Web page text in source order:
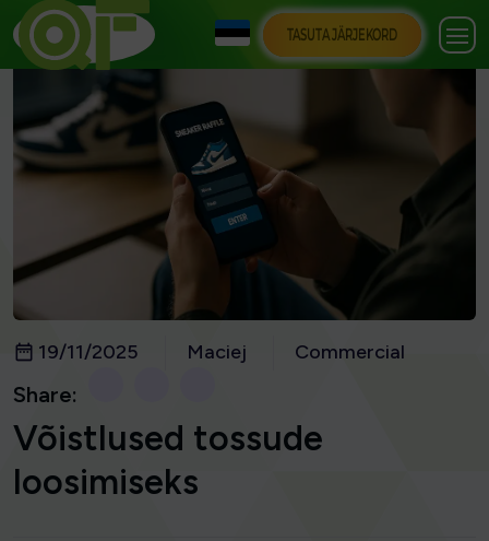
TASUTA JÄRJEKORD
19/11/2025 Maciej Commercial
Share:
Võistlused tossude
loosimiseks